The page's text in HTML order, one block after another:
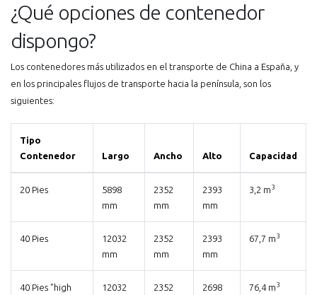
¿Qué opciones de contenedor
dispongo?
Los contenedores más utilizados en el transporte de China a España, y
en los principales flujos de transporte hacia la península, son los
siguientes:
Tipo
Contenedor
Largo Ancho Alto Capacidad
20 Pies
5898
mm
2352
mm
2393
mm
3,2 m3
40 Pies
12032
mm
2352
mm
2393
mm
67,7 m3
40 Pies "high
12032
2352
2698
76,4 m3